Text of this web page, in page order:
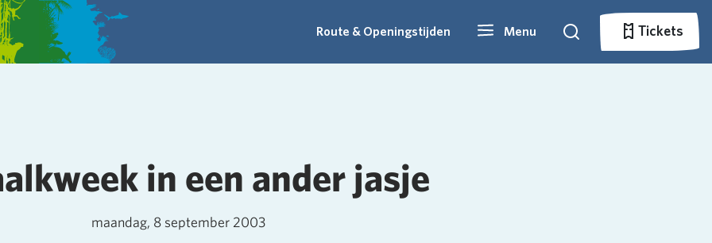
Route & Openingstijden Menu Zoeken Tickets
Tickets
in een ander jasje
maandag, 8 september 2003